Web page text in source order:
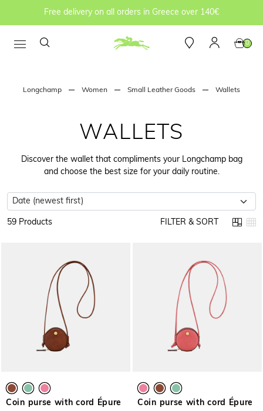
Free delivery on all orders in Greece over 140€
0
Longchamp Women Small Leather Goods Wallets
WALLETS
Discover the wallet that compliments your Longchamp bag
and choose the best size for your daily routine.
59 Products FILTER & SORT
Coin purse with cord Épure
Coin purse with cord Épure